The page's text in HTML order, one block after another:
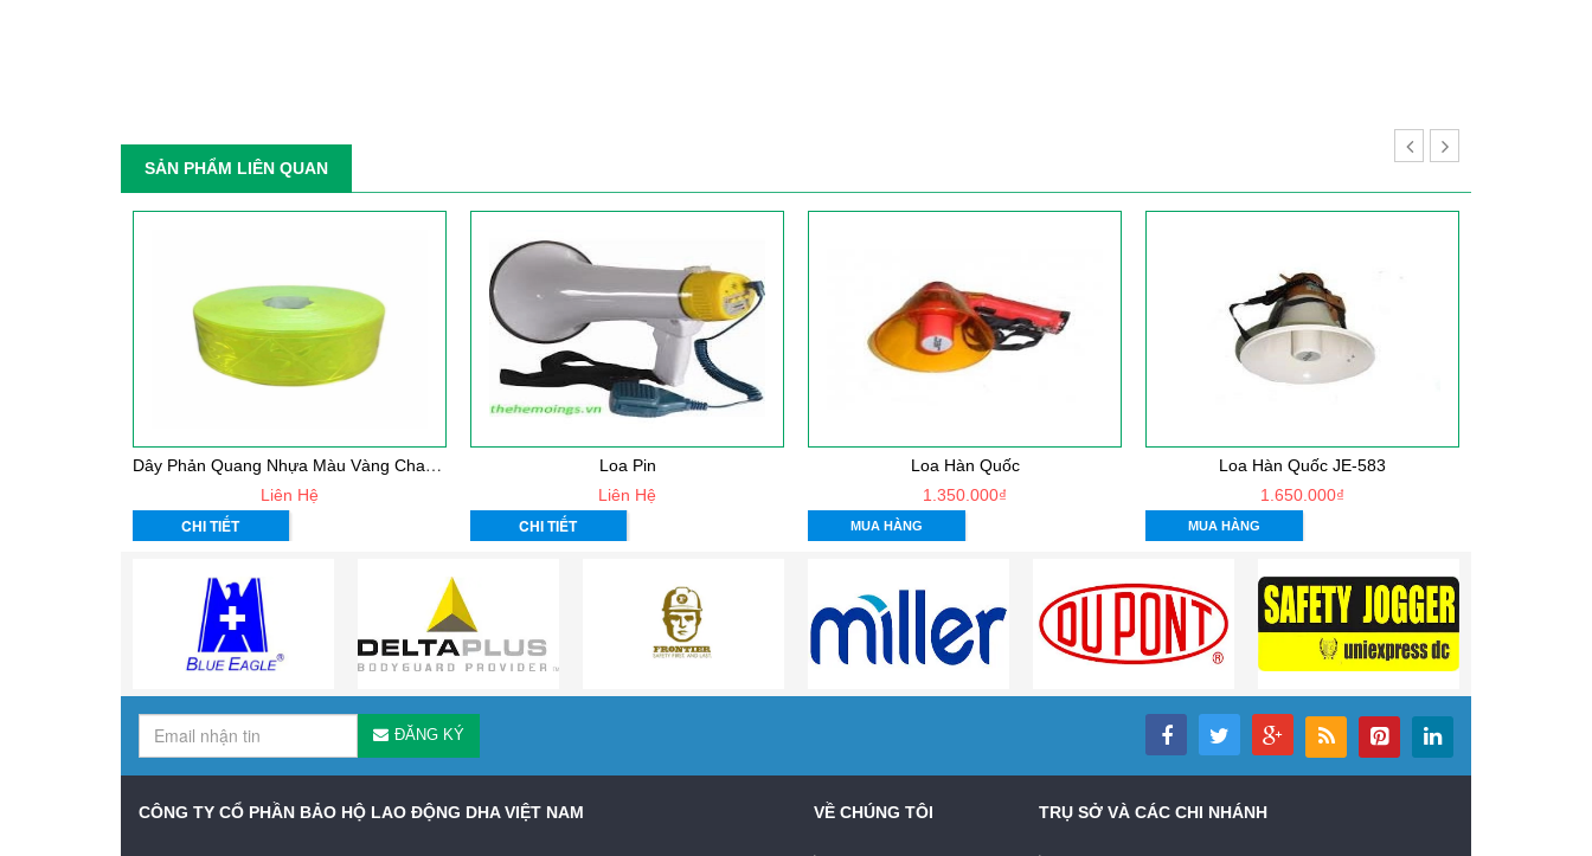
SẢN PHẨM LIÊN QUAN
D
Ây Phản Quang Nhựa Màu Vàng Chanh L=2,5
Liên Hệ
CHI TIẾT
Loa Pin
Liên Hệ
CHI TIẾT
Loa Hàn Quốc
1.350.000₫
MUA HÀNG
Loa Hàn Quốc JE-583
1.650.000₫
MUA HÀNG
ĐĂNG KÝ
CÔNG TY CỔ PHẦN BẢO HỘ LAO ĐỘNG DHA VIỆT NAM VỀ CHÚNG TÔI TRỤ SỞ VÀ CÁC CHI NHÁNH